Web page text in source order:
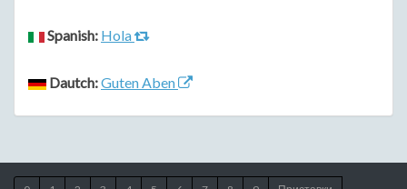
Spanish: Hola
Dautch:Guten Aben